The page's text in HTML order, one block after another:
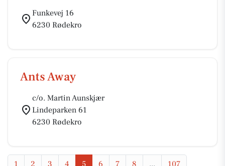
Funkevej 16
6230 Rødekro
Ants Away
c/o. Martin Aunskjær
Lindeparken 61
6230 Rødekro
1 2 3 4 5 6 7 8 ... 107